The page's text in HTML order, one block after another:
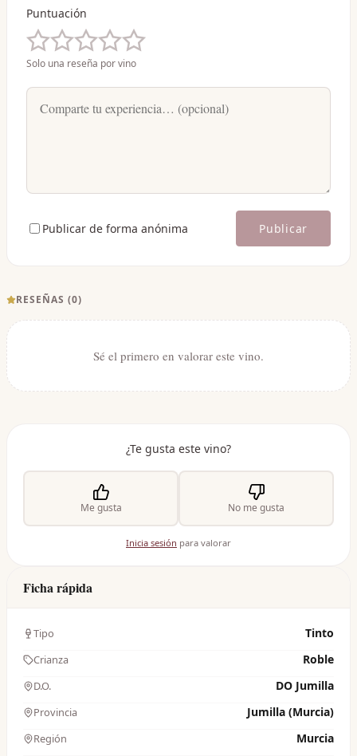
Puntuación
Solo una reseña por vino
Publicar de forma anónima Publicar
RESEÑAS (0)
Sé el primero en valorar este vino.
¿Te gusta este vino?
Me gusta No me gusta
Inicia sesión para valorar
Ficha rápida
Tipo Tinto
Crianza Roble
D.O. DO Jumilla
Provincia Jumilla (Murcia)
Región Murcia